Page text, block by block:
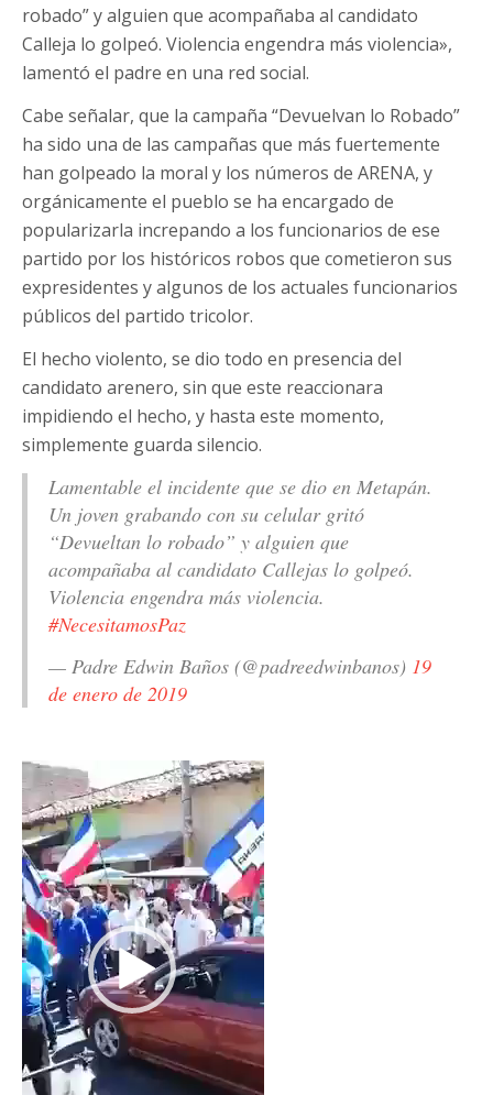
robado” y alguien que acompañaba al candidato
Calleja lo golpeó. Violencia engendra más violencia»,
lamentó el padre en una red social.
Cabe señalar, que la campaña “Devuelvan lo Robado”
ha sido una de las campañas que más fuertemente
han golpeado la moral y los números de ARENA, y
orgánicamente el pueblo se ha encargado de
popularizarla increpando a los funcionarios de ese
partido por los históricos robos que cometieron sus
expresidentes y algunos de los actuales funcionarios
públicos del partido tricolor.
El hecho violento, se dio todo en presencia del
candidato arenero, sin que este reaccionara
impidiendo el hecho, y hasta este momento,
simplemente guarda silencio.
Lamentable el incidente que se dio en Metapán.
Un joven grabando con su celular gritó
“Devueltan lo robado” y alguien que
acompañaba al candidato Callejas lo golpeó.
Violencia engendra más violencia.
#NecesitamosPaz
— Padre Edwin Baños (@padreedwinbanos) 19
de enero de 2019
de
vídeo